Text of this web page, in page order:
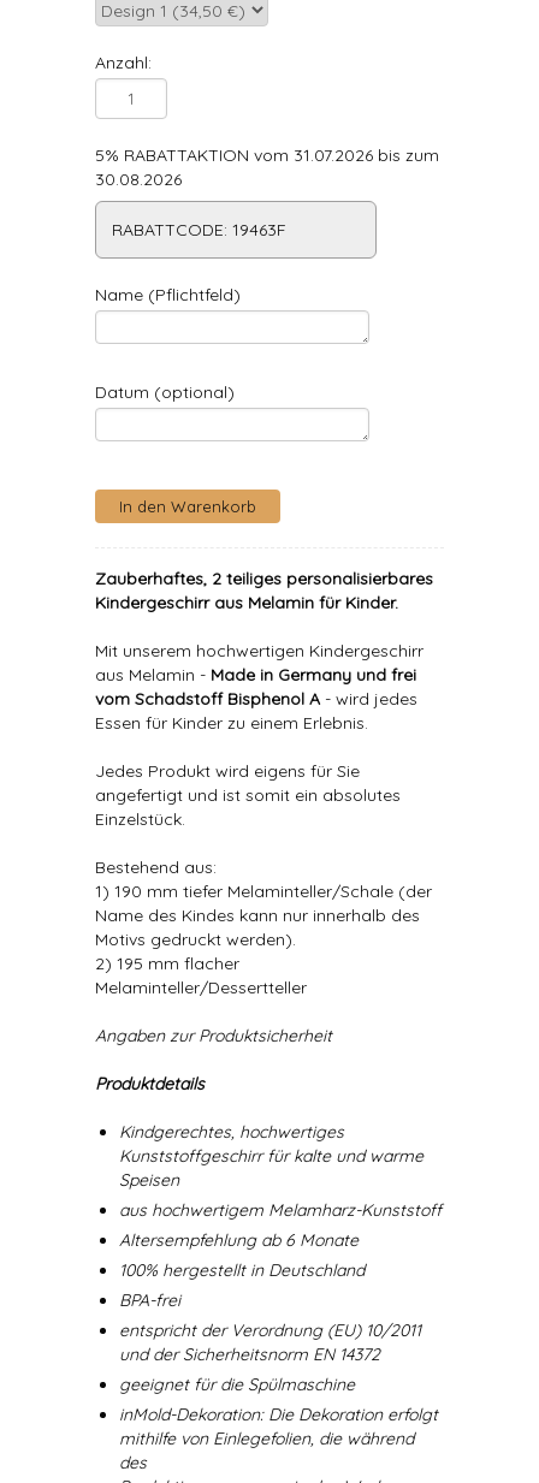
Anzahl:
5% RABATTAKTION vom 31.07.2026 bis zum
30.08.2026
RABATTCODE: 19463F
Name (Pflichtfeld)
Datum (optional)
Zauberhaftes, 2 teiliges personalisierbares
Kindergeschirr aus Melamin für Kinder.
Mit unserem hochwertigen Kindergeschirr
aus Melamin - Made in Germany und frei
vom Schadstoff Bisphenol A- wird jedes
Essen für Kinder zu einem Erlebnis.
Jedes Produkt wird eigens für Sie
angefertigt und ist somit ein absolutes
Einzelstück.
Bestehend aus:
1) 190 mm tiefer Melaminteller/Schale (der
Name des Kindes kann nur innerhalb des
Motivs gedruckt werden).
2) 195 mm flacher
Melaminteller/Dessertteller
Angaben zur Produktsicherheit
Produktdetails
Kindgerechtes, hochwertiges
Kunststoffgeschirr für kalte und warme
Speisen
aus hochwertigem Melamharz-Kunststoff
Altersempfehlung ab 6 Monate
100% hergestellt in Deutschland
BPA-frei
entspricht der Verordnung (EU) 10/2011
und der Sicherheitsnorm EN 14372
geeignet für die Spülmaschine
inMold-Dekoration: Die Dekoration erfolgt
mithilfe von Einlegefolien, die während
des